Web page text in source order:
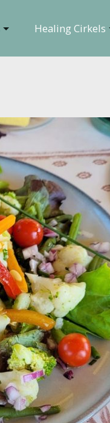
Healing Cirkels